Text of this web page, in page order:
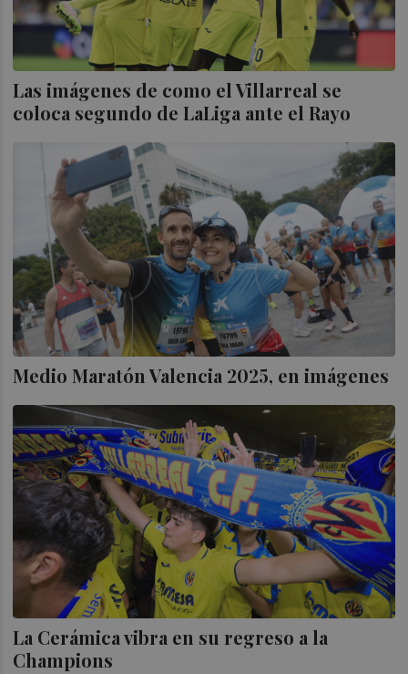
Las imágenes de como el Villarreal se
coloca segundo de LaLiga ante el Rayo
Medio Maratón Valencia 2025, en imágenes
La Cerámica vibra en su regreso a la
Champions